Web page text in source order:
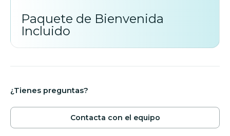
Paquete de Bienvenida
Incluido
¿Tienes preguntas?
Contacta con el equipo